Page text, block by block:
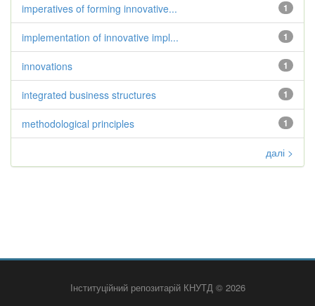
1
imperatives of forming innovative...
1
implementation of innovative impl...
1
innovations
1
integrated business structures
1
methodological principles
далі >
Інституційний репозитарій КНУТД © 2026